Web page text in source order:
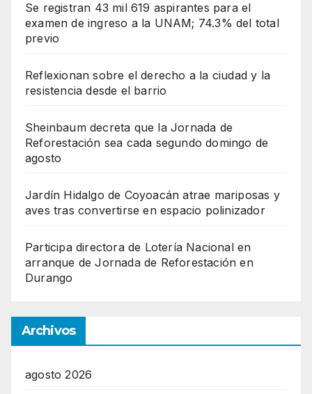
Se registran 43 mil 619 aspirantes para el
examen de ingreso a la UNAM; 74.3% del total
previo
Reflexionan sobre el derecho a la ciudad y la
resistencia desde el barrio
Sheinbaum decreta que la Jornada de
Reforestación sea cada segundo domingo de
agosto
Jardín Hidalgo de Coyoacán atrae mariposas y
aves tras convertirse en espacio polinizador
Participa directora de Lotería Nacional en
arranque de Jornada de Reforestación en
Durango
Archivos
agosto 2026